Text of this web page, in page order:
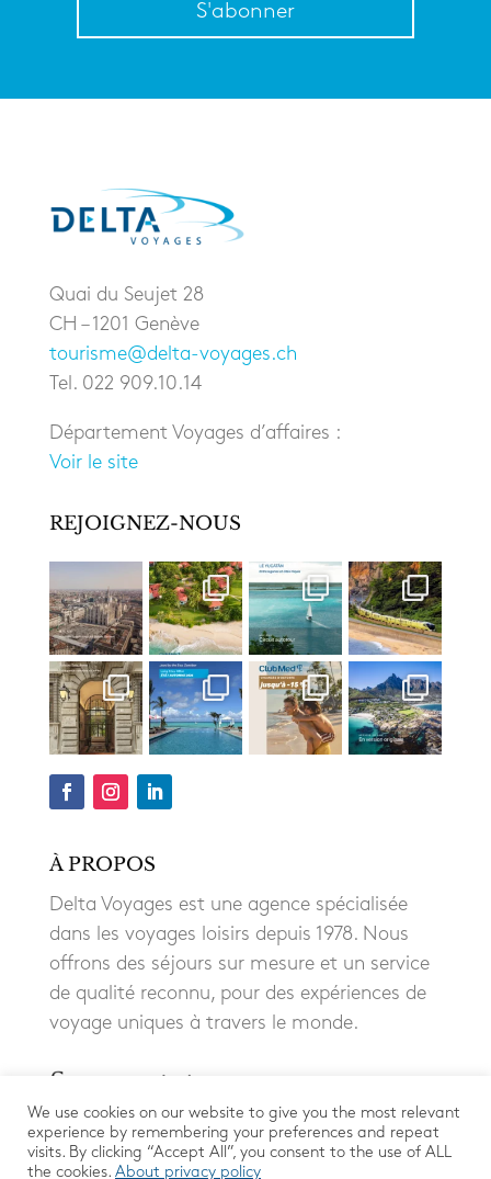
S'abonner
Quai du Seujet 28
CH – 1201 Genève
tourisme@delta-voyages.ch
Tel. 022 909.10.14
Département Voyages d’affaires :
Voir le site
REJOIGNEZ-NOUS
À PROPOS
Delta Voyages est une agence spécialisée
dans les voyages loisirs depuis 1978. Nous
offrons des séjours sur mesure et un service
de qualité reconnu, pour des expériences de
voyage uniques à travers le monde.
We use cookies on our website to give you the most relevant
experience by remembering your preferences and repeat
visits. By clicking “Accept All”, you consent to the use of ALL
the cookies. About privacy policy